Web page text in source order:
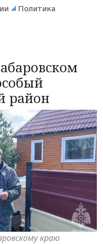
Политика
район
краю